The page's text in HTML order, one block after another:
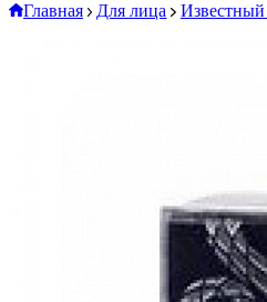
Главная Для лица